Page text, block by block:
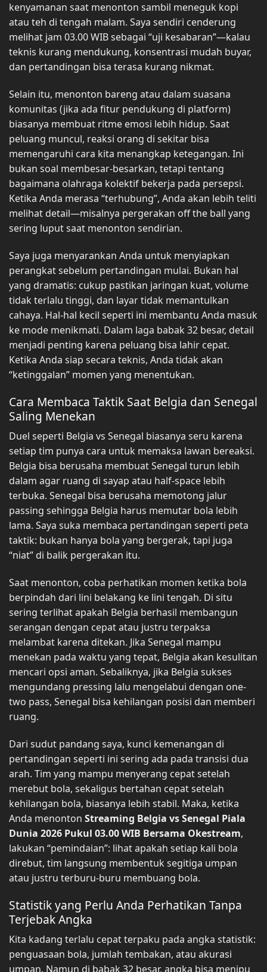
kenyamanan saat menonton sambil meneguk kopi
atau teh di tengah malam. Saya sendiri cenderung
melihat jam 03.00 WIB sebagai “uji kesabaran”—kalau
teknis kurang mendukung, konsentrasi mudah buyar,
dan pertandingan bisa terasa kurang nikmat.
Selain itu, menonton bareng atau dalam suasana
komunitas (jika ada fitur pendukung di platform)
biasanya membuat ritme emosi lebih hidup. Saat
peluang muncul, reaksi orang di sekitar bisa
memengaruhi cara kita menangkap ketegangan. Ini
bukan soal membesar-besarkan, tetapi tentang
bagaimana olahraga kolektif bekerja pada persepsi.
Ketika Anda merasa “terhubung”, Anda akan lebih teliti
melihat detail—misalnya pergerakan off the ball yang
sering luput saat menonton sendirian.
Saya juga menyarankan Anda untuk menyiapkan
perangkat sebelum pertandingan mulai. Bukan hal
yang dramatis: cukup pastikan jaringan kuat, volume
tidak terlalu tinggi, dan layar tidak memantulkan
cahaya. Hal-hal kecil seperti ini membantu Anda masuk
ke mode menikmati. Dalam laga babak 32 besar, detail
menjadi penting karena peluang bisa lahir cepat.
Ketika Anda siap secara teknis, Anda tidak akan
“ketinggalan” momen yang menentukan.
Cara Membaca Taktik Saat Belgia dan Senegal
Saling Menekan
Duel seperti Belgia vs Senegal biasanya seru karena
setiap tim punya cara untuk memaksa lawan bereaksi.
Belgia bisa berusaha membuat Senegal turun lebih
dalam agar ruang di sayap atau half-space lebih
terbuka. Senegal bisa berusaha memotong jalur
passing sehingga Belgia harus memutar bola lebih
lama. Saya suka membaca pertandingan seperti peta
taktik: bukan hanya bola yang bergerak, tapi juga
“niat” di balik pergerakan itu.
Saat menonton, coba perhatikan momen ketika bola
berpindah dari lini belakang ke lini tengah. Di situ
sering terlihat apakah Belgia berhasil membangun
serangan dengan cepat atau justru terpaksa
melambat karena ditekan. Jika Senegal mampu
menekan pada waktu yang tepat, Belgia akan kesulitan
mencari opsi aman. Sebaliknya, jika Belgia sukses
mengundang pressing lalu mengelabui dengan one-
two pass, Senegal bisa kehilangan posisi dan memberi
ruang.
Dari sudut pandang saya, kunci kemenangan di
pertandingan seperti ini sering ada pada transisi dua
arah. Tim yang mampu menyerang cepat setelah
merebut bola, sekaligus bertahan cepat setelah
kehilangan bola, biasanya lebih stabil. Maka, ketika
Anda menonton Streaming Belgia vs Senegal Piala
Dunia 2026 Pukul 03.00 WIB Bersama Okestream,
lakukan “pemindaian”: lihat apakah setiap kali bola
direbut, tim langsung membentuk segitiga umpan
atau justru terburu-buru membuang bola.
Statistik yang Perlu Anda Perhatikan Tanpa
Terjebak Angka
Kita kadang terlalu cepat terpaku pada angka statistik:
penguasaan bola, jumlah tembakan, atau akurasi
umpan. Namun di babak 32 besar, angka bisa menipu